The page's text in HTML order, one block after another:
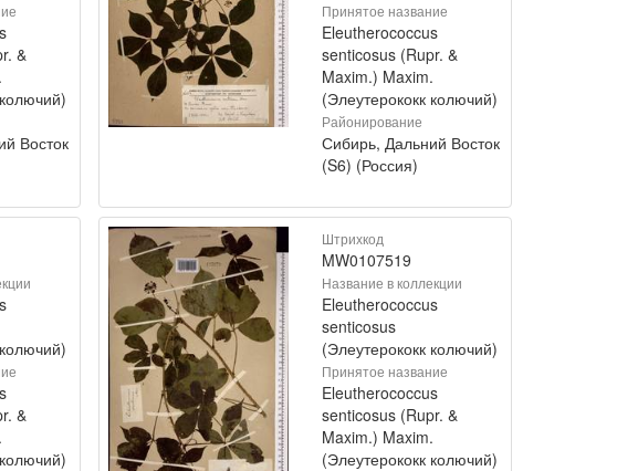
&
Восток
Принятое название
Eleutherococcus
senticosus (Rupr. &
Maxim.) Maxim.
(Элеутерококк колючий)
Районирование
Сибирь, Дальний Восток
(S6) (Россия)
&
Штрихкод
MW0107519
Название в коллекции
Eleutherococcus
senticosus
(Элеутерококк колючий)
Принятое название
Eleutherococcus
senticosus (Rupr. &
Maxim.) Maxim.
(Элеутерококк колючий)